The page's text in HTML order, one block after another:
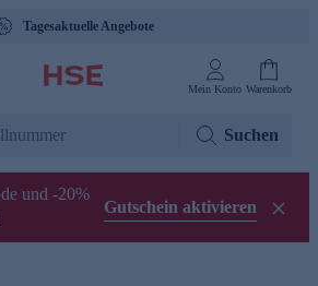
Tagesaktuelle Angebote
Mein Konto Warenkorb
Suchen
und -20%
Gutschein aktivieren